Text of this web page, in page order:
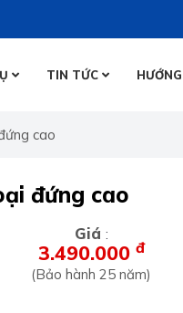
BỒN TỰ HOẠI NẰM
TIN TỨC
cao
đứng cao
Giá :
3.490.000 đ
(Bảo hành 25 năm)